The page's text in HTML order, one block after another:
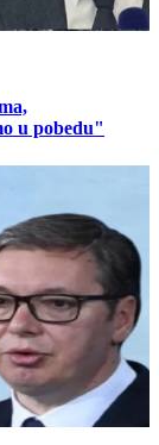
u pobedu"